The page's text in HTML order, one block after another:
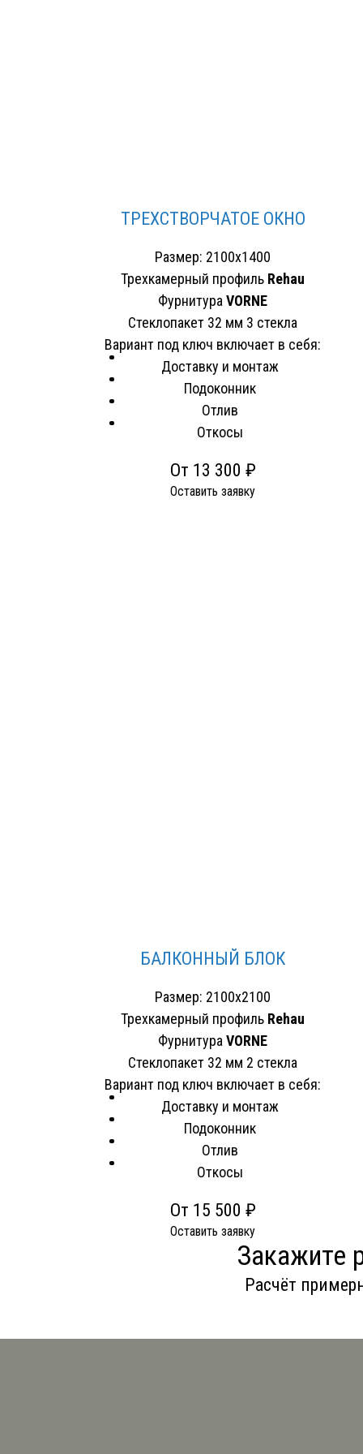
ТРЕХСТВОРЧАТОЕ ОКНО
Размер: 2100х1400
Трехкамерный профиль Rehau
Фурнитура VORNE
Стеклопакет 32 мм 3 стекла
Вариант под ключ включает в себя:
Доставку и монтаж
Подоконник
Отлив
Откосы
От 13 300 ₽
Оставить заявку
БАЛКОННЫЙ БЛОК
Размер: 2100х2100
Трехкамерный профиль Rehau
Фурнитура VORNE
Стеклопакет 32 мм 2 стекла
Вариант под ключ включает в себя:
Доставку и монтаж
Подоконник
Отлив
Откосы
От 15 500 ₽
Оставить заявку
Закажите
Расчёт